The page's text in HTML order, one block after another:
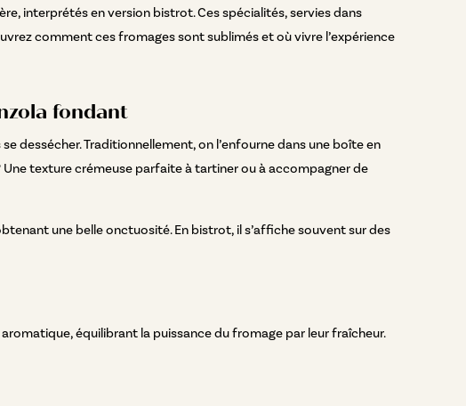
interprétés en version bistrot. Ces spécialités, servies dans
comment ces fromages sont sublimés et où vivre l’expérience
fondant
Traditionnellement, on l’enfourne dans une boîte en
Une texture crémeuse parfaite à tartiner ou à accompagner de
une belle onctuosité. En bistrot, il s’affiche souvent sur des
équilibrant la puissance du fromage par leur fraîcheur.